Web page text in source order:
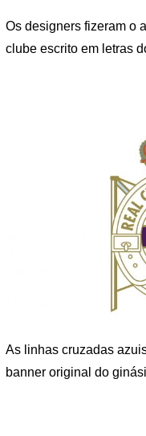
Os designers fizeram o
clube escrito em letras
As linhas cruzadas
banner original do